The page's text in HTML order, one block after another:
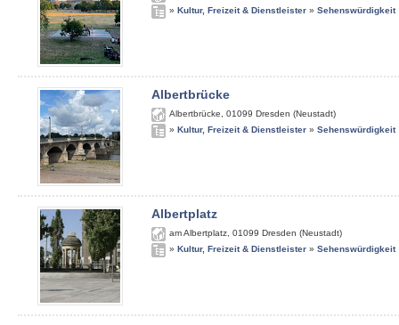
» Kultur, Freizeit & Dienstleister » Sehenswürdigkeit
Albertbrücke
Albertbrücke 01099 Dresden (Neustadt)
» Kultur, Freizeit & Dienstleister » Sehenswürdigkeit
Albertplatz
am Albertplatz 01099 Dresden (Neustadt)
» Kultur, Freizeit & Dienstleister » Sehenswürdigkeit